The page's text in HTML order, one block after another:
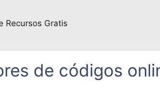
Recursos Gratis
de códigos